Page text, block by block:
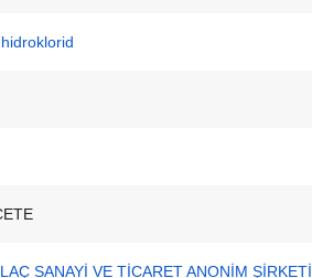
SANAYİ VE TİCARET ANONİM ŞİRKETİ